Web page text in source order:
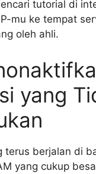
tutorial di
mu ke tempat
oleh ahli.
yang
terus berjalan di
yang cukup